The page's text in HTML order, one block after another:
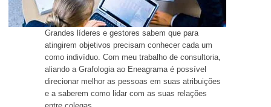
Grandes líderes e gestores sabem que para
atingirem objetivos precisam conhecer cada um
como indivíduo. Com meu trabalho de consultoria,
aliando a Grafologia ao Eneagrama é possível
direcionar melhor as pessoas em suas atribuições
e a saberem como lidar com as suas relações